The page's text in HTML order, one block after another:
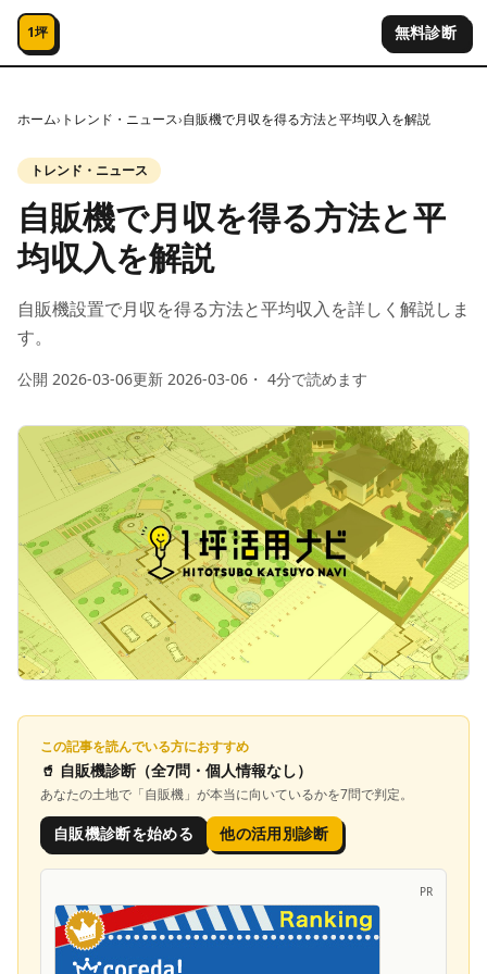
コンテンツへスキップ
1坪 無料診断
ホーム› トレンド・ニュース›自販機で月収を得る方法と平均収入を解説
トレンド・ニュース
自販機で月収を得る方法と平
均収入を解説
自販機設置で月収を得る方法と平均収入を詳しく解説しま
す。
公開 2026-03-06更新 2026-03-06 ・ 4分で読めます
この記事を読んでいる方におすすめ
🥤 自販機診断 （全7問・個人情報なし）
あなたの土地で「自販機 」が本当に向いているかを7問で判定。
自販機診断を始める 他の活用別診断
PR